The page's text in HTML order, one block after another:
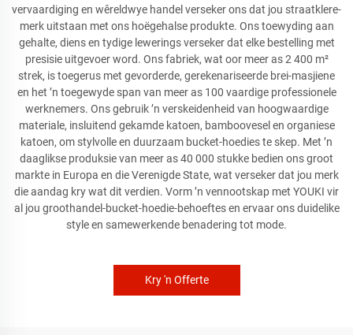
vervaardiging en wêreldwye handel verseker ons dat jou straatklere-
merk uitstaan met ons hoëgehalse produkte. Ons toewyding aan
gehalte, diens en tydige lewerings verseker dat elke bestelling met
presisie uitgevoer word. Ons fabriek, wat oor meer as 2 400 m²
strek, is toegerus met gevorderde, gerekenariseerde brei-masjiene
en het ’n toegewyde span van meer as 100 vaardige professionele
werknemers. Ons gebruik ’n verskeidenheid van hoogwaardige
materiale, insluitend gekamde katoen, bamboovesel en organiese
katoen, om stylvolle en duurzaam bucket-hoedies te skep. Met ’n
daaglikse produksie van meer as 40 000 stukke bedien ons groot
markte in Europa en die Verenigde State, wat verseker dat jou merk
die aandag kry wat dit verdien. Vorm ’n vennootskap met YOUKI vir
al jou groothandel-bucket-hoedie-behoeftes en ervaar ons duidelike
style en samewerkende benadering tot mode.
Kry 'n Offerte